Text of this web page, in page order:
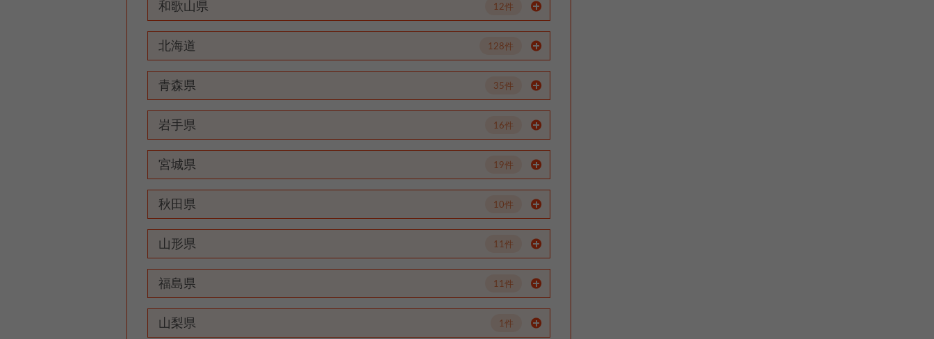
和歌山県 12件
北海道 128件
青森県 35件
岩手県 16件
宮城県 19件
秋田県 10件
山形県 11件
福島県 11件
山梨県 1件